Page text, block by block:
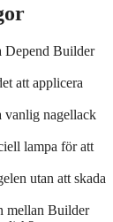
Depend Builder
att applicera
vanlig nagellack
lampa för att
utan att skada
mellan Builder